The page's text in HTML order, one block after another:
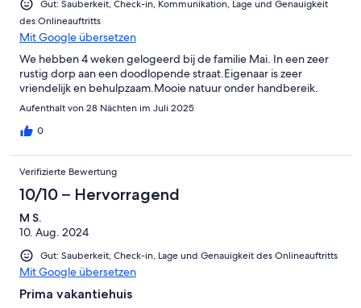
Gut: Sauberkeit, Check-in, Kommunikation, Lage und Genauigkeit
des Onlineauftritts
Mit Google übersetzen
We hebben 4 weken gelogeerd bij de familie Mai. In een zeer
rustig dorp aan een doodlopende straat.Eigenaar is zeer
vriendelijk en behulpzaam.Mooie natuur onder handbereik.
Aufenthalt von 28 Nächten im Juli 2025
0
Verifizierte Bewertung
10/10 – Hervorragend
M S.
10. Aug. 2024
Gut: Sauberkeit, Check-in, Lage und Genauigkeit des Onlineauftritts
Mit Google übersetzen
Prima vakantiehuis